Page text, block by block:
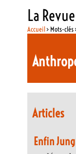
La
Accueil> Mots-
Articles
Enfin